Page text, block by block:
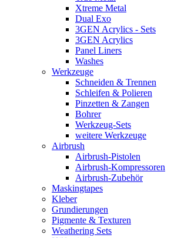
Xtreme Metal
Dual Exo
3GEN Acrylics - Sets
3GEN Acrylics
Panel Liners
Washes
Werkzeuge
Schneiden & Trennen
Schleifen & Polieren
Pinzetten & Zangen
Bohrer
Werkzeug-Sets
weitere Werkzeuge
Airbrush
Airbrush-Pistolen
Airbrush-Kompressoren
Airbrush-Zubehör
Maskingtapes
Kleber
Grundierungen
Pigmente & Texturen
Weathering Sets